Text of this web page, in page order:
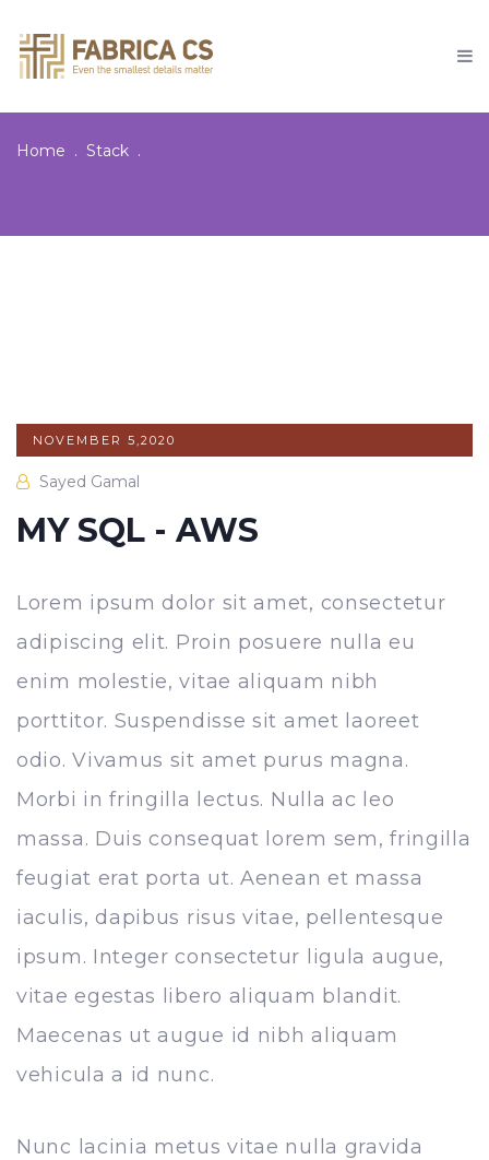
Home Stack
NOVEMBER 5,2020
Sayed Gamal
MY SQL - AWS
Lorem ipsum dolor sit amet, consectetur
adipiscing elit. Proin posuere nulla eu
enim molestie, vitae aliquam nibh
porttitor. Suspendisse sit amet laoreet
odio. Vivamus sit amet purus magna.
Morbi in fringilla lectus. Nulla ac leo
massa. Duis consequat lorem sem, fringilla
feugiat erat porta ut. Aenean et massa
iaculis, dapibus risus vitae, pellentesque
ipsum. Integer consectetur ligula augue,
vitae egestas libero aliquam blandit.
Maecenas ut augue id nibh aliquam
vehicula a id nunc.
Nunc lacinia metus vitae nulla gravida